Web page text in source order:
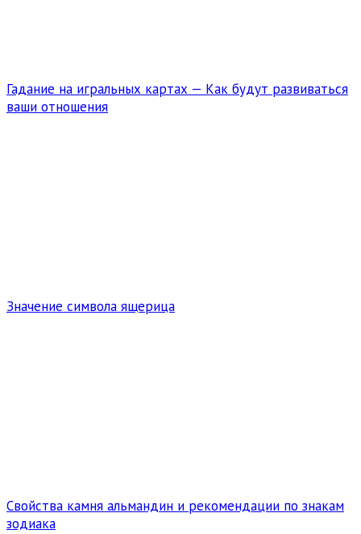
Гадание на игральных картах — Как будут развиваться
ваши отношения
Значение символа ящерица
Свойства камня альмандин и рекомендации по знакам
зодиака